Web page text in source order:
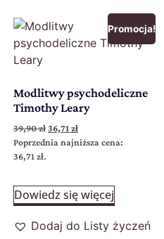
Promocja!
Modlitwy psychodeliczne
Timothy Leary
39,90zł 36,71 zł
Poprzednia najniższa cena:
36,71 zł.
Dowiedz się więcej
Dodaj do Listy życzeń